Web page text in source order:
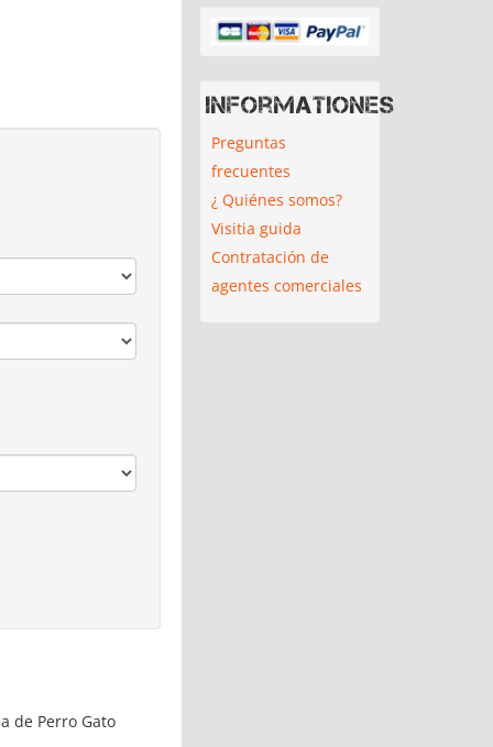
de Perro Gato
Informationes
Preguntas
frecuentes
¿ Quiénes somos?
Visitia guida
Contratación de
agentes comerciales